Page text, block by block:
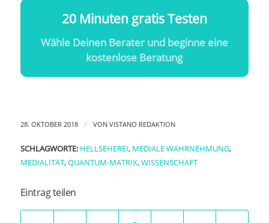
20 Minuten gratis Testen
Wähle Deinen Berater und beginne eine
kostenlose Beratung
28. OKTOBER 2018 / VON VISTANO REDAKTION
SCHLAGWORTE: HELLSEHEREI, MEDIALE WAHRNEHMUNG,
MEDIALITÄT,QUANTUM-MATRIX,WISSENSCHAFT
Eintrag teilen